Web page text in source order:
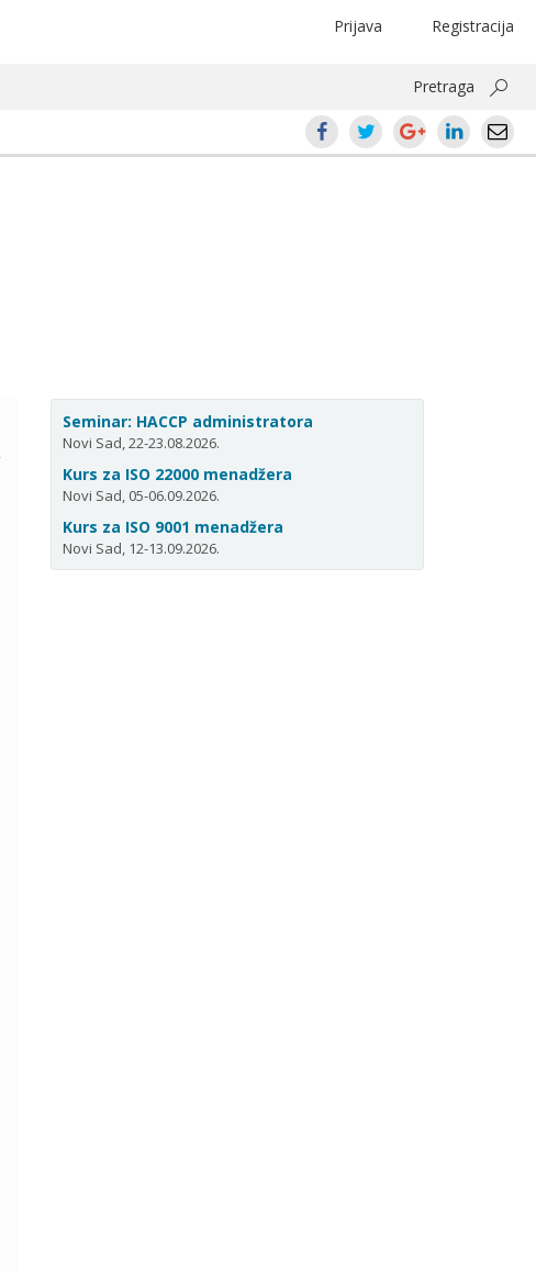
Registracija
Prijava
Pretraga
Seminar: HACCP administratora
Novi Sad, 22-23.08.2026.
Kurs za ISO 22000 menadžera
Novi Sad, 05-06.09.2026.
Kurs za ISO 9001 menadžera
Novi Sad, 12-13.09.2026.